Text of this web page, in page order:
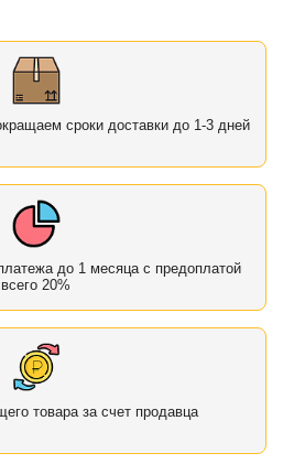
сроки доставки до 1-3 дней
до 1 месяца с предоплатой
всего 20%
товара за счет продавца